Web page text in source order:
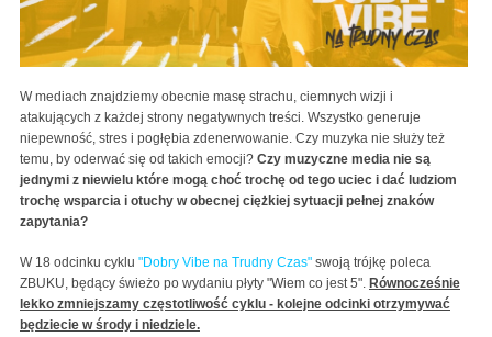
W mediach znajdziemy obecnie masę strachu, ciemnych wizji i
atakujących z każdej strony negatywnych treści. Wszystko generuje
niepewność, stres i pogłębia zdenerwowanie. Czy muzyka nie służy też
temu, by oderwać się od takich emocji? Czy muzyczne media nie są
jednymi z niewielu które mogą choć trochę od tego uciec i dać ludziom
trochę wsparcia i otuchy w obecnej ciężkiej sytuacji pełnej znaków
zapytania?
W 18 odcinku cyklu "Dobry Vibe na Trudny Czas" swoją trójkę poleca
ZBUKU, będący świeżo po wydaniu płyty "Wiem co jest 5". Równocześnie
lekko zmniejszamy częstotliwość cyklu - kolejne odcinki otrzymywać
będziecie w środy i niedziele.